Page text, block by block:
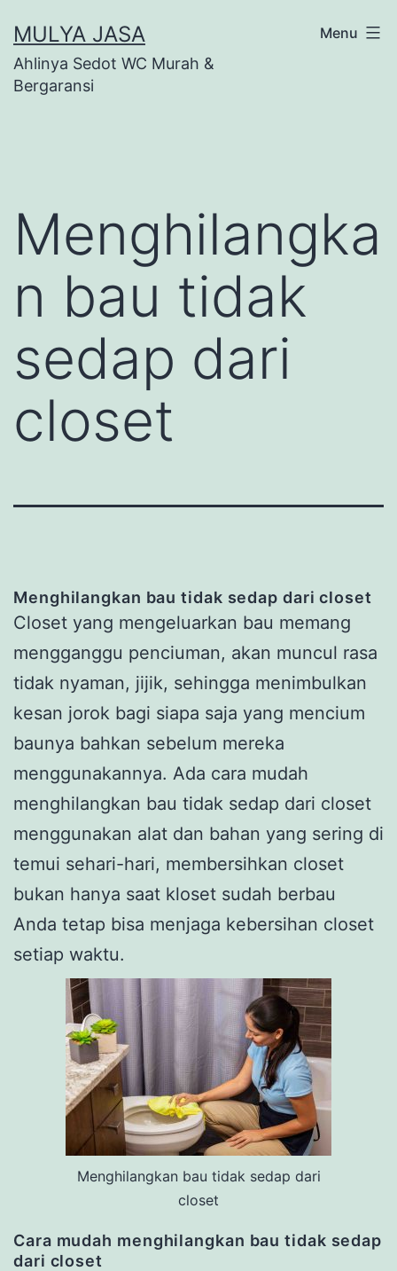
to
content
MULYA JASA
Ahlinya Sedot WC Murah &
Bergaransi
Menu
Menghilangka
n bau tidak
sedap dari
closet
Menghilangkan bau tidak sedap dari closet
Closet yang mengeluarkan bau memang
mengganggu penciuman, akan muncul rasa
tidak nyaman, jijik, sehingga menimbulkan
kesan jorok bagi siapa saja yang mencium
baunya bahkan sebelum mereka
menggunakannya. Ada cara mudah
menghilangkan bau tidak sedap dari closet
menggunakan alat dan bahan yang sering di
temui sehari-hari, membersihkan closet
bukan hanya saat kloset sudah berbau
Anda tetap bisa menjaga kebersihan closet
setiap waktu.
Menghilangkan bau tidak sedap dari
closet
Cara mudah menghilangkan bau tidak sedap
dari closet